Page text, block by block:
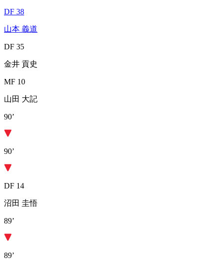
DF 38
山本 義道
DF 35
金井 貢史
MF 10
山田 大記
90’
90’
DF 14
沼田 圭悟
89’
89’